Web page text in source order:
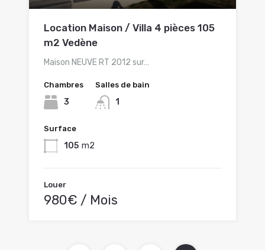
Location Maison / Villa 4 pièces 105
m2 Vedène
Maison NEUVE RT 2012 sur…
Chambres
3
Salles de bain
1
Surface
105 m2
Louer
980€ / Mois